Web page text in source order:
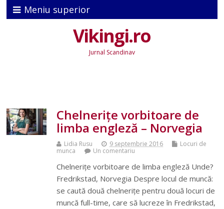
Meniu superior
Vikingi.ro
Jurnal Scandinav
Chelnerițe vorbitoare de
limba engleză – Norvegia
Lidia Rusu 9 septembrie 2016
Locuri de
munca
Un comentariu
Chelnerițe vorbitoare de limba engleză Unde?
Fredrikstad, Norvegia Despre locul de muncă:
se caută două chelnerițe pentru două locuri de
muncă full-time, care să lucreze în Fredrikstad,